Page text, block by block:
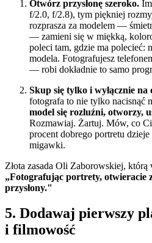
Otwórz przysłonę szeroko.
f/2.0, f/2.8), tym piękniej
rozprasza za modelem —
— zamieni się w miękką,
poleci tam, gdzie ma polecieć:
modela. Fotografujesz
— robi dokładnie to samo
Skup się tylko i wyłącznie na
fotografa to nie tylko nacisnąć
model się rozluźni, otworzy,
Rozmawiaj. Żartuj. Mów, co Ci
procent dobrego portretu
migawki.
Złota zasada Oli Zaborowskiej, którą
„Fotografując portrety, otwieracie
przysłony."
5. Dodawaj pierwszy
i filmowość